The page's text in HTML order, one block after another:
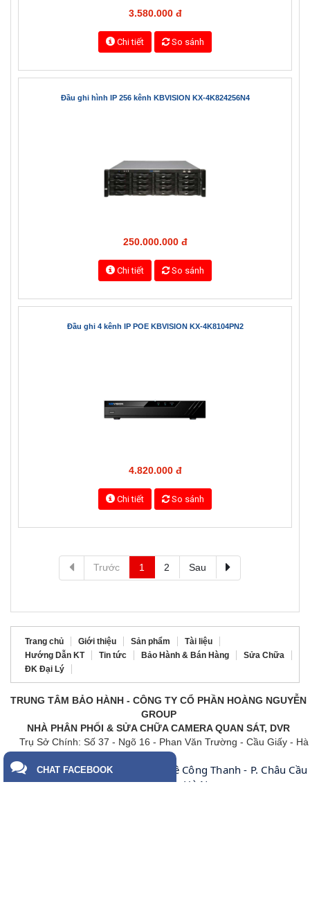
3.580.000 đ
Chi tiết So sánh
Đầu ghi hình IP 256 kênh KBVISION KX-4K824256N4
250.000.000 đ
Chi tiết So sánh
Đầu ghi 4 kênh IP POE KBVISION KX-4K8104PN2
4.820.000 đ
Chi tiết So sánh
Trước 1 2 Sau
Trang chủ Giới thiệu Sản phẩm
Tài liệu
Hướng Dẫn KT
Tin tức Bảo Hành & Bán Hàng
Sửa Chữa
ĐK Đại Lý
TRUNG TÂM BẢO HÀNH - CÔNG TY CỔ PHẦN HOÀNG NGUYỄN
GROUP
NHÀ PHÂN PHỐI & SỬA CHỮA CAMERA QUAN SÁT, DVR
Trụ Sở Chính: Số 37 - Ngõ 16 - Phan Văn Trường - Cầu Giấy - Hà
Nội
Chi Nhánh Hà Nam:số 6 ngõ 128 Lê Công Thanh - P. Châu Cầu
- TP. Phủ Lý - Tỉnh Hà Nam
CHAT FACEBOOK